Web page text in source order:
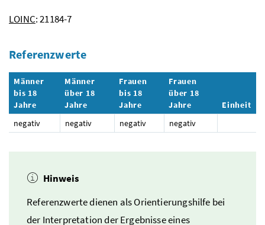
LOINC: 21184-7
Referenzwerte
Männer
bis 18
Jahre
Männer
über 18
Jahre
Frauen
bis 18
Jahre
Frauen
über 18
Jahre
Einheit
negativ
negativ negativ negativ
Hinweis
Referenzwerte dienen als Orientierungshilfe bei
der Interpretation der Ergebnisse eines